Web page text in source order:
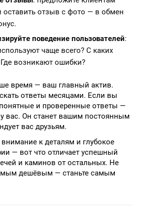
оставить отзыв с фото — в обмен
поведение пользователей:
чаще всего? С каких
Где возникают ошибки?
время — ваш главный актив.
ответы месяцами. Если вы
и проверенные ответы —
вас. Он станет вашим постоянным
вас друзьям.
к деталям и глубокое
— вот что отличает успешный
и каминов от остальных. Не
дешёвым — станьте самым